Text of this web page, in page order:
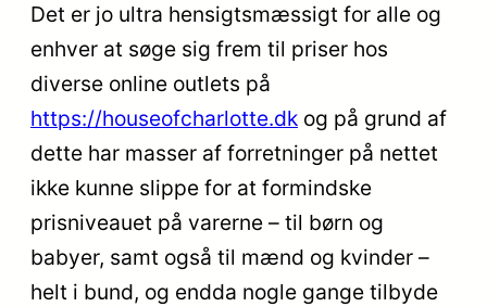
Det er jo ultra hensigtsmæssigt for alle og
enhver at søge sig frem til priser hos
diverse online outlets på
https://houseofcharlotte.dk og på grund af
dette har masser af forretninger på nettet
ikke kunne slippe for at formindske
prisniveauet på varerne – til børn og
babyer, samt også til mænd og kvinder –
helt i bund, og endda nogle gange tilbyde